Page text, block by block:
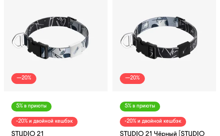
—20%
5% в приюты
-20% и двойной кешбэк
STUDIO 21
—20%
5% в приюты
-20% и двойной кешбэк
STUDIO 21 Чёрный [STUDIO